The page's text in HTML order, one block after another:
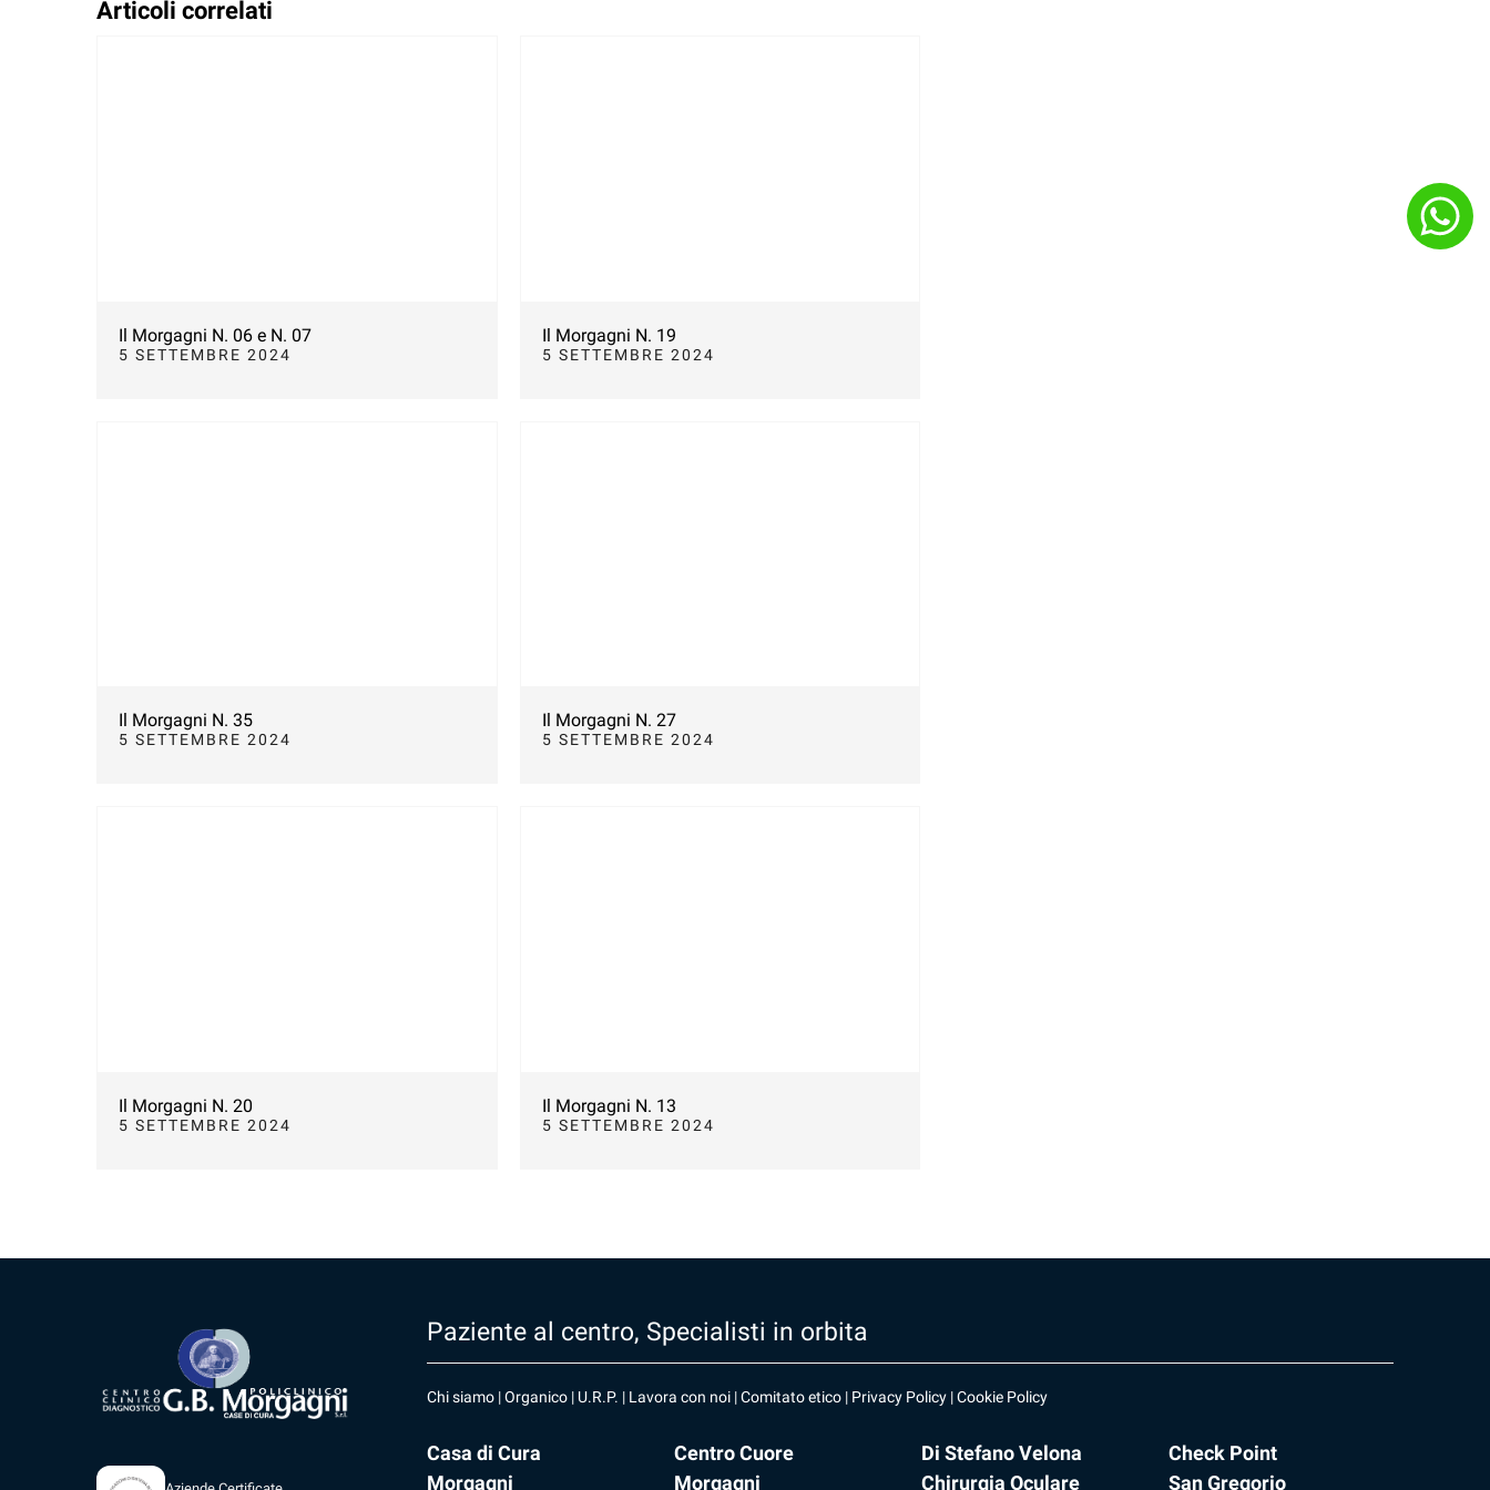
Articoli correlati
Il Morgagni N. 06 e N. 07
5 SETTEMBRE 2024
Il Morgagni N. 19
5 SETTEMBRE 2024
Il Morgagni N. 35
5 SETTEMBRE 2024
Il Morgagni N. 27
5 SETTEMBRE 2024
Il Morgagni N. 20
5 SETTEMBRE 2024
Il Morgagni N. 13
5 SETTEMBRE 2024
Paziente al centro, Specialisti in orbita
Chi siamo|Organico| U.R.P. | Lavora con noi|Comitato etico| Privacy Policy|Cookie Policy
Casa di Cura
Morgagni
Centro Cuore
Morgagni
Di Stefano Velona
Chirurgia Oculare
Check Point
San Gregorio